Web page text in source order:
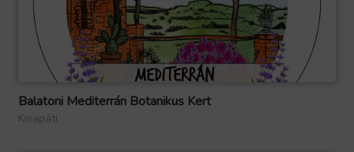
Balatoni Mediterrán Botanikus Kert
Kisapáti